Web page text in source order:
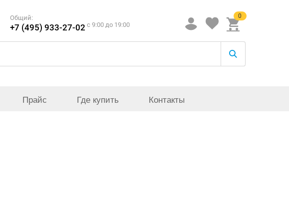
Общий:
+7 (495) 933-27-02 c 9:00 до 19:00
0
Прайс Где купить Контакты